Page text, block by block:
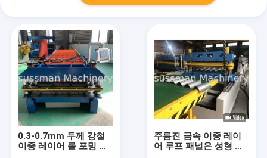
0.3-0.7mm 두께 강철
이중 레이어 롤 포밍 머
주름진 금속 이중 레이
어 루프 패널은 성형 기